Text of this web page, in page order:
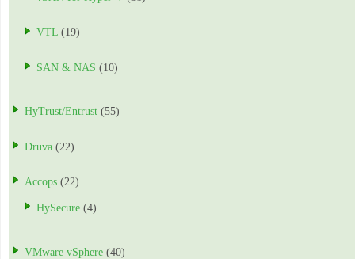
VTL (19)
SAN & NAS (10)
HyTrust/Entrust (55)
Druva (22)
Accops (22)
HySecure (4)
VMware vSphere (40)